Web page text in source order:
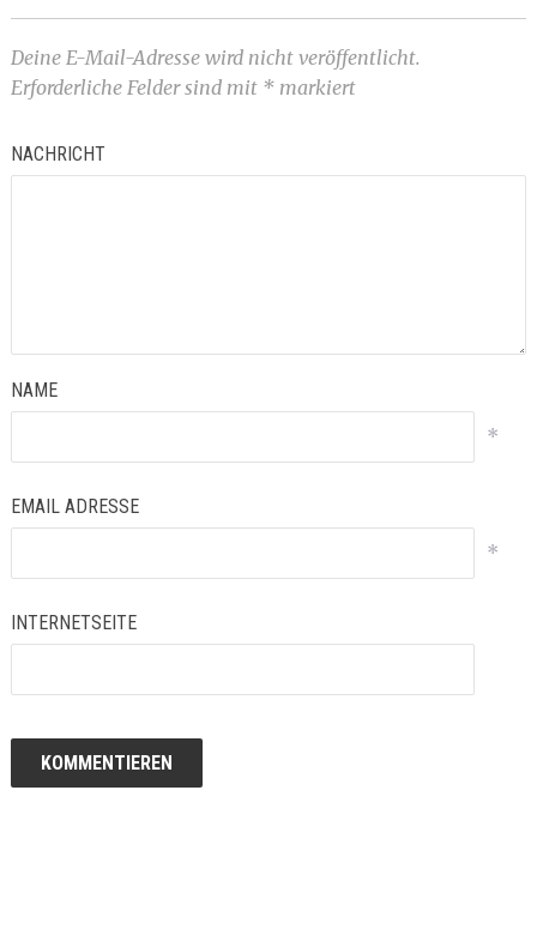
Deine E-Mail-Adresse wird nicht veröffentlicht.
Erforderliche Felder sind mit *markiert
NACHRICHT
NAME
*
EMAIL ADRESSE
*
INTERNETSEITE